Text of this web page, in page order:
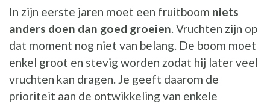
In zijn eerste jaren moet een fruitboom niets
anders doen dan goed groeien. Vruchten zijn op
dat moment nog niet van belang. De boom moet
enkel groot en stevig worden zodat hij later veel
vruchten kan dragen. Je geeft daarom de
prioriteit aan de ontwikkeling van enkele